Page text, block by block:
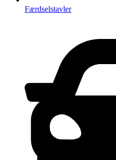
Færdselstavler